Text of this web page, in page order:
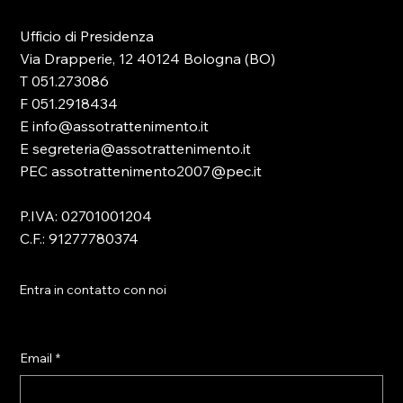
Ufficio di Presidenza
Via Drapperie, 12 40124 Bologna (BO)
T 051.273086
F 051.2918434
E info@assotrattenimento.it
E segreteria@assotrattenimento.it
PEC assotrattenimento2007@pec.it
P.IVA: 02701001204
C.F.: 91277780374
Entra in contatto con noi
Email *